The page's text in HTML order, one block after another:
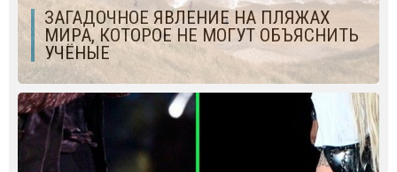
ЗАГАДОЧНОЕ ЯВЛЕНИЕ НА ПЛЯЖАХ
МИРА, КОТОРОЕ НЕ МОГУТ ОБЪЯСНИТЬ
УЧЁНЫЕ